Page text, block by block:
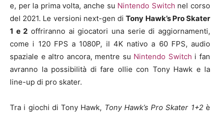
e, per la prima volta, anche su Nintendo Switch nel corso
del 2021. Le versioni next-gen diTony Hawk’s Pro Skater
1 e 2 offriranno ai giocatori una serie di aggiornamenti,
come i 120 FPS a 1080P, il 4K nativo a 60 FPS, audio
spaziale e altro ancora, mentre su Nintendo Switch i fan
avranno la possibilità di fare ollie con Tony Hawk e la
line-up di pro skater.
Tra i giochi di Tony Hawk, Tony Hawk’s Pro Skater 1+2è